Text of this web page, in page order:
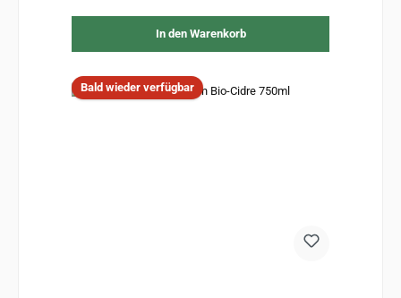
In den Warenkorb
Bald wieder verfügbar